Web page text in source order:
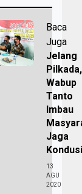
Baca
Juga
Jelang
Pilkada,
Wabup
Tanto
Imbau
Jaga
13
AGU
2020